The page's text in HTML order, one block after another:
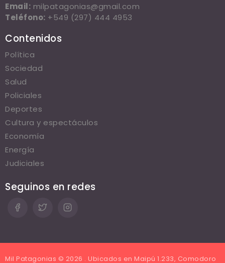
Email: milpatagonias@gmail.com
Teléfono: +549 (297) 444 4953
Contenidos
Política
Sociedad
Salud
Policiales
Deportes
Cultura y espectáculos
Economía
Energía
Judiciales
Seguinos en redes
Mil Patagonias © 2026 . Ubicados en Maipú 1.233, Comodoro